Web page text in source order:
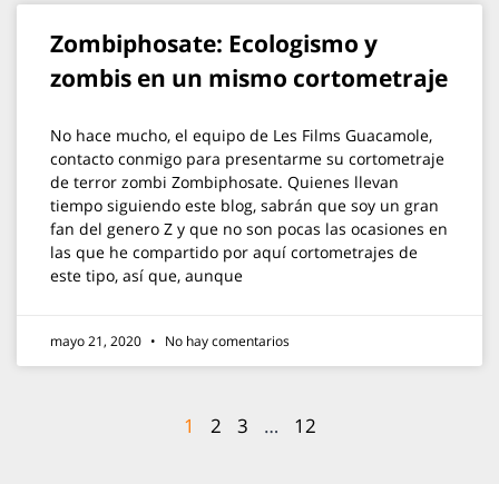
Zombiphosate: Ecologismo y
zombis en un mismo cortometraje
No hace mucho, el equipo de Les Films Guacamole,
contacto conmigo para presentarme su cortometraje
de terror zombi Zombiphosate. Quienes llevan
tiempo siguiendo este blog, sabrán que soy un gran
fan del genero Z y que no son pocas las ocasiones en
las que he compartido por aquí cortometrajes de
este tipo, así que, aunque
mayo 21, 2020 No hay comentarios
1 2 3 … 12